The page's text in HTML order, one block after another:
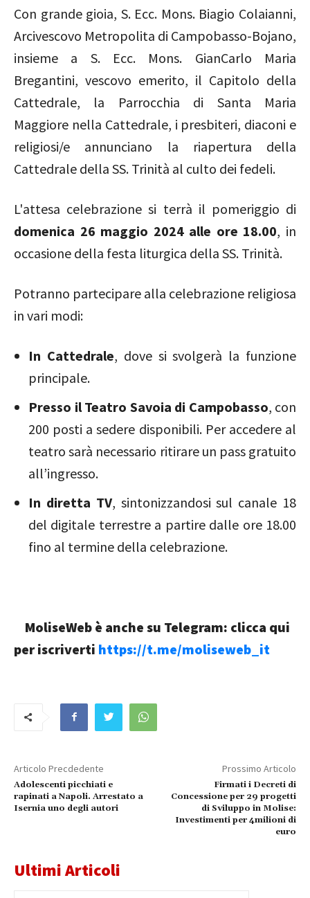
Con grande gioia, S. Ecc. Mons. Biagio Colaianni,
Arcivescovo Metropolita di Campobasso-Bojano,
insieme a S. Ecc. Mons. GianCarlo Maria
Bregantini, vescovo emerito, il Capitolo della
Cattedrale, la Parrocchia di Santa Maria
Maggiore nella Cattedrale, i presbiteri, diaconi e
religiosi/e annunciano la riapertura della
Cattedrale della SS. Trinità al culto dei fedeli.
L'attesa celebrazione si terrà il pomeriggio di
domenica 26 maggio 2024 alle ore 18.00, in
occasione della festa liturgica della SS. Trinità.
Potranno partecipare alla celebrazione religiosa
in vari modi:
In Cattedrale, dove si svolgerà la funzione
principale.
Presso il Teatro Savoia di Campobasso, con
200 posti a sedere disponibili. Per accedere al
teatro sarà necessario ritirare un pass gratuito
all’ingresso.
In diretta TV, sintonizzandosi sul canale 18
del digitale terrestre a partire dalle ore 18.00
fino al termine della celebrazione.
MoliseWeb è anche su Telegram: clicca qui
per iscriverti https://t.me/moliseweb_it
Articolo Precdedente
Adolescenti picchiati e
rapinati a Napoli. Arrestato a
Isernia uno degli autori
Prossimo Articolo
Firmati i Decreti di
Concessione per 29 progetti
di Sviluppo in Molise:
Investimenti per 4milioni di
euro
Ultimi Articoli